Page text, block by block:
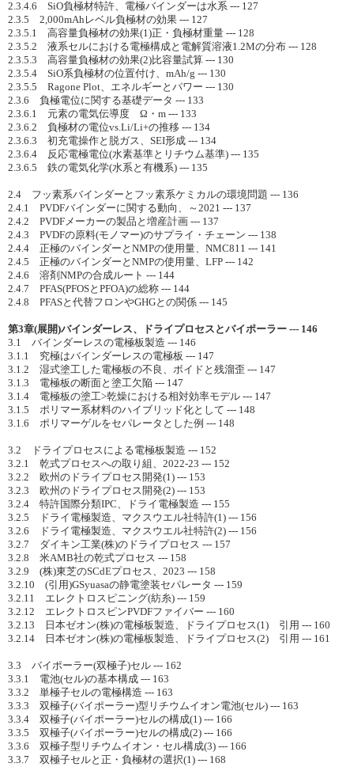
2.3.4.6 SiO負極材特許、電極バインダーは水系 --- 127
2.3.5 2,000mAhレベル負極材の効果 --- 127
2.3.5.1 高容量負極材の効果(1)正・負極材重量 --- 128
2.3.5.2 液系セルにおける電極構成と電解質溶液1.2Mの分布 --- 128
2.3.5.3 高容量負極材の効果(2)比容量試算 --- 130
2.3.5.4 SiO系負極材の位置付け、mAh/g --- 130
2.3.5.5 Ragone Plot、エネルギーとパワー --- 130
2.3.6 負極電位に関する基礎データ --- 133
2.3.6.1 元素の電気伝導度 Ω・m --- 133
2.3.6.2 負極材の電位vs.Li/Li+の推移 --- 134
2.3.6.3 初充電操作と脱ガス、SEI形成 --- 134
2.3.6.4 反応電極電位(水素基準とリチウム基準) --- 135
2.3.6.5 鉄の電気化学(水系と有機系) --- 135
2.4 フッ素系バインダーとフッ素系ケミカルの環境問題 --- 136
2.4.1 PVDFバインダーに関する動向、～2021 --- 137
2.4.2 PVDFメーカーの製品と増産計画 --- 137
2.4.3 PVDFの原料(モノマー)のサプライ・チェーン --- 138
2.4.4 正極のバインダーとNMPの使用量、NMC811 --- 141
2.4.5 正極のバインダーとNMPの使用量、LFP --- 142
2.4.6 溶剤NMPの合成ルート --- 144
2.4.7 PFAS(PFOSとPFOA)の総称 --- 144
2.4.8 PFASと代替フロンやGHGとの関係 --- 145
第3章(展開)バインダーレス、ドライプロセスとバイポーラー --- 146
3.1 バインダーレスの電極板製造 --- 146
3.1.1 究極はバインダーレスの電極板 --- 147
3.1.2 湿式塗工した電極板の不良、ボイドと残溜歪 --- 147
3.1.3 電極板の断面と塗工欠陥 --- 147
3.1.4 電極板の塗工>乾燥における相対効率モデル --- 147
3.1.5 ポリマー系材料のハイブリッド化として --- 148
3.1.6 ポリマーゲルをセパレータとした例 --- 148
3.2 ドライプロセスによる電極板製造 --- 152
3.2.1 乾式プロセスへの取り組、2022-23 --- 152
3.2.2 欧州のドライプロセス開発(1) --- 153
3.2.3 欧州のドライプロセス開発(2) --- 153
3.2.4 特許国際分類IPC、ドライ電極製造 --- 155
3.2.5 ドライ電極製造、マクスウエル社特許(1) --- 156
3.2.6 ドライ電極製造、マクスウエル社特許(2) --- 156
3.2.7 ダイキン工業(株)のドライプロセス --- 157
3.2.8 米AMB社の乾式プロセス --- 158
3.2.9 (株)東芝のSCdEプロセス、2023 --- 158
3.2.10 (引用)GSyuasaの静電塗装セパレータ --- 159
3.2.11 エレクトロスピニング(紡糸) --- 159
3.2.12 エレクトロスピンPVDFファイバー --- 160
3.2.13 日本ゼオン(株)の電極板製造、ドライプロセス(1) 引用 --- 160
3.2.14 日本ゼオン(株)の電極板製造、ドライプロセス(2) 引用 --- 161
3.3 バイポーラー(双極子)セル --- 162
3.3.1 電池(セル)の基本構成 --- 163
3.3.2 単極子セルの電極構造 --- 163
3.3.3 双極子(バイポーラー)型リチウムイオン電池(セル) --- 163
3.3.4 双極子(バイポーラー)セルの構成(1) --- 166
3.3.5 双極子(バイポーラー)セルの構成(2) --- 166
3.3.6 双極子型リチウムイオン・セル構成(3) --- 166
3.3.7 双極子セルと正・負極材の選択(1) --- 168